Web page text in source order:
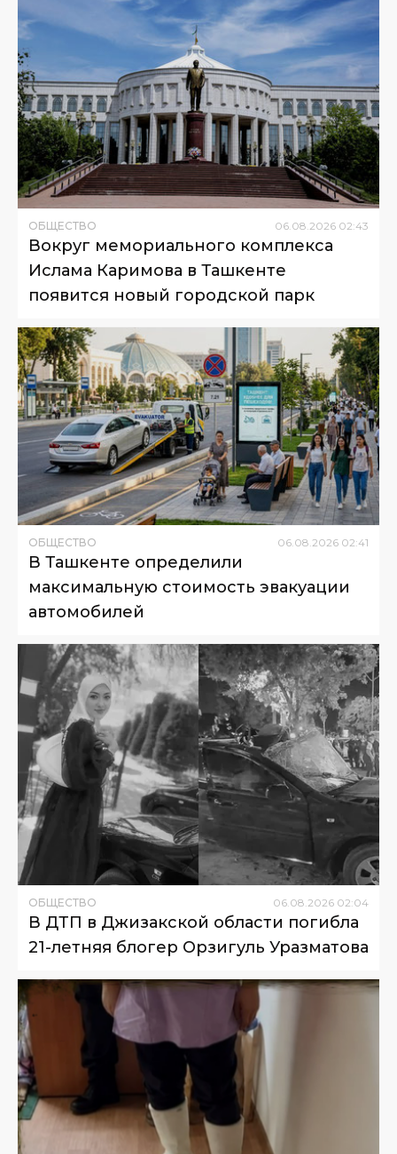
ОБЩЕСТВО 06.08.2026 02:43
Вокруг мемориального комплекса
Ислама Каримова в Ташкенте
появится новый городской парк
ОБЩЕСТВО 06 08 2026 02:41
В Ташкенте определили
максимальную стоимость эвакуации
автомобилей
ОБЩЕСТВО 06 08 2026 02:04
В ДТП в Джизакской области погибла
21-летняя блогер Орзигуль Уразматова